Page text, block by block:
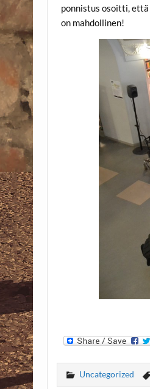
ponnistus osoitti, että
on mahdollinen!
Uncategorized